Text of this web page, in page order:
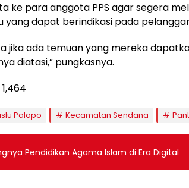
ke para anggota PPS agar segera
yang dapat berindikasi pada
jika ada temuan yang mereka
diatasi,” pungkasnya.
1,464
Palopo Kecamatan Sendana
Pendidikan Agama Islam di Era Digital